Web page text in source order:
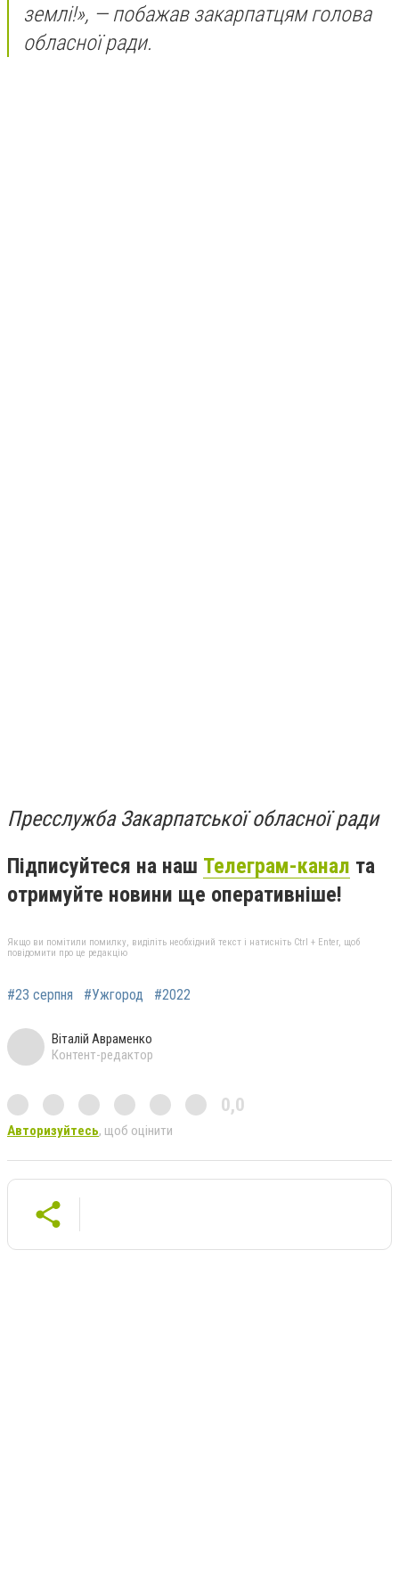
землі!», — побажав закарпатцям голова
обласної ради.
Пресслужба Закарпатської обласної ради
Підписуйтеся на наш Телеграм-канал та
отримуйте новини ще оперативніше!
Якщо ви помітили помилку, виділіть необхідний текст і натисніть Ctrl + Enter, щоб
повідомити про це редакцію
#23 серпня #Ужгород #2022
Віталій Авраменко
Контент-редактор
0,0
Авторизуйтесь, щоб оцінити